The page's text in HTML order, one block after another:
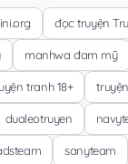
đọc truyện
manhwa đam mỹ
tranh 18+
dualeotruyen
sanyteam